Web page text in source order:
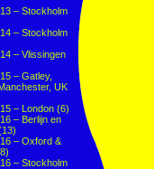
– Stockholm
– Stockholm
– Vlissingen
– Gatley,
UK
– London (6)
– Berlijn en
– Oxford &
– Stockholm